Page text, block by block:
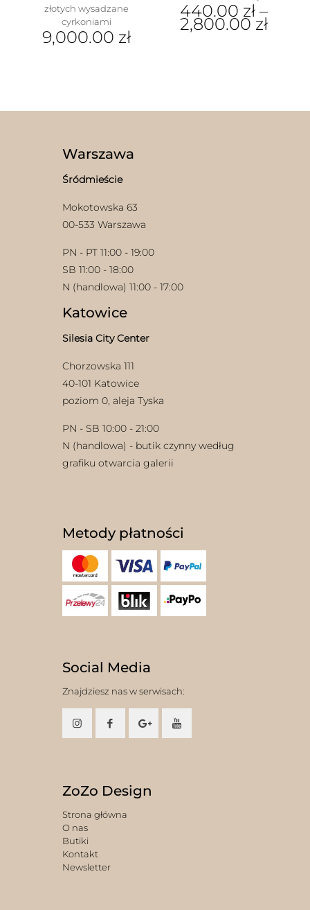
złotych wysadzane
cyrkoniami
9,000.00 zł
440.00 zł–
2,800.00 zł
Warszawa
Śródmieście
Mokotowska 63
00-533 Warszawa
PN - PT 11:00 - 19:00
SB 11:00 - 18:00
N (handlowa) 11:00 - 17:00
Katowice
Silesia City Center
Chorzowska 111
40-101 Katowice
poziom 0, aleja Tyska
PN - SB 10:00 - 21:00
N (handlowa) - butik czynny według
grafiku otwarcia galerii
Metody płatności
Social Media
Znajdziesz nas w serwisach:
ZoZo Design
Strona główna
O nas
Butiki
Kontakt
Newsletter